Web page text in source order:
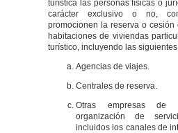
turística las personas físicas o
carácter exclusivo o no,
promocionen la reserva o cesión
habitaciones de viviendas
turístico, incluyendo las
Agencias de viajes.
Centrales de reserva.
Otras empresas de
organización de
incluidos los canales de